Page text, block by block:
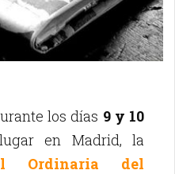
los días 9 y 10
en Madrid, la
Ordinaria del